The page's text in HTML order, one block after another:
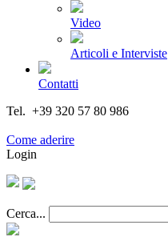
Video
Articoli e Interviste
Contatti
Tel. +39 320 57 80 986
Come aderire
Login
Cerca...